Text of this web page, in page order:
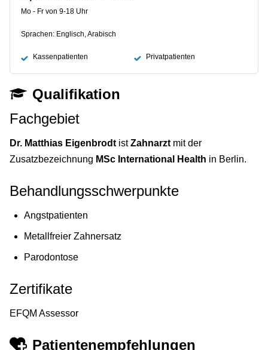
Mo - Fr von 9-18 Uhr
Sprachen: Englisch, Arabisch
Kassenpatienten Privatpatienten
Qualifikation
Fachgebiet
Dr. Matthias Eigenbrodt istZahnarzt mit der
Zusatzbezeichnung MSc International Health in Berlin.
Behandlungsschwerpunkte
Angstpatienten
Metallfreier Zahnersatz
Parodontose
Zertifikate
EFQM Assessor
Patientenempfehlungen